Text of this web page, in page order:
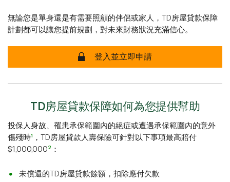
無論您是單身還是有需要照顧的伴侶或家人，TD房屋貸款保障
計劃都可以讓您提前規劃，對未來財務狀況充滿信心。
安全 登入並立即申請
TD房屋貸款保障如何為您提供幫助
投保人身故、罹患承保範圍內的絕症或遭遇承保範圍內的意外
傷殘時1
，TD房屋貸款人壽保險可針對以下事項最高賠付
$1,000,000 2 ：
未償還的TD房屋貸款餘額，扣除應付欠款